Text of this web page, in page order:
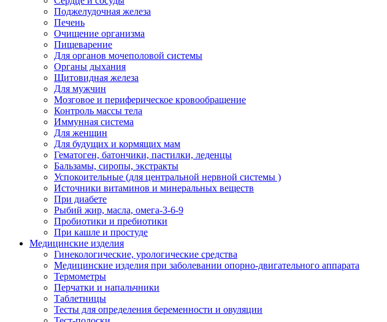
Поджелудочная железа
Печень
Очищение организма
Пищеварение
Для органов мочеполовой системы
Органы дыхания
Щитовидная железа
Для мужчин
Мозговое и периферическое кровообращение
Контроль массы тела
Иммунная система
Для женщин
Для будущих и кормящих мам
Гематоген, батончики, пастилки, леденцы
Бальзамы, сиропы, экстракты
Успокоительные (для центральной нервной системы )
Источники витаминов и минеральных веществ
При диабете
Рыбий жир, масла, омега-3-6-9
Пробиотики и пребиотики
При кашле и простуде
Медицинские изделия
Гинекологические, урологические средства
Медицинские изделия при заболевании опорно-двигательного аппарата
Термометры
Перчатки и напальчники
Таблетницы
Тесты для определения беременности и овуляции